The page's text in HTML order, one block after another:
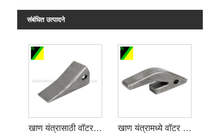
संबंधित उत्पादने
खाण यंत्रासाठी वॉटर ग्लास इन्व्हेस्टमेंट कास्टिंग खाण यंत्रामध्ये वॉटर ग्लास इन्व्हेस्टमेंट कास्टिंग